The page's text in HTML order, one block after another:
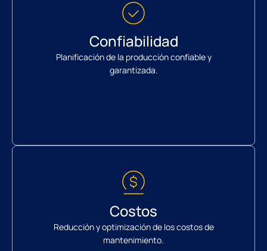
Confiabilidad
Planificación de la producción confiable y
garantizada.
Costos
Reducción y optimización de los costos de
mantenimiento.